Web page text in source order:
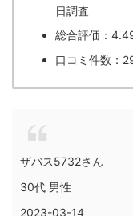
日調査
総合評価：
口コミ件数：
ザバス5732さん
30代 男性
2023-03-14